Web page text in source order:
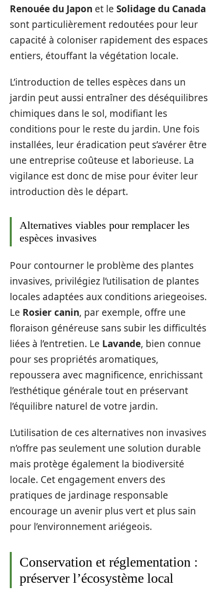
Renouée du Japon et le Solidage du Canada
sont particulièrement redoutées pour leur
capacité à coloniser rapidement des espaces
entiers, étouffant la végétation locale.
L’introduction de telles espèces dans un
jardin peut aussi entraîner des déséquilibres
chimiques dans le sol, modifiant les
conditions pour le reste du jardin. Une fois
installées, leur éradication peut s’avérer être
une entreprise coûteuse et laborieuse. La
vigilance est donc de mise pour éviter leur
introduction dès le départ.
Alternatives viables pour remplacer les
espèces invasives
Pour contourner le problème des plantes
invasives, privilégiez l’utilisation de plantes
locales adaptées aux conditions ariegeoises.
Le Rosier canin, par exemple, offre une
floraison généreuse sans subir les difficultés
liées à l’entretien. Le Lavande, bien connue
pour ses propriétés aromatiques,
repoussera avec magnificence, enrichissant
l’esthétique générale tout en préservant
l’équilibre naturel de votre jardin.
L’utilisation de ces alternatives non invasives
n’offre pas seulement une solution durable
mais protège également la biodiversité
locale. Cet engagement envers des
pratiques de jardinage responsable
encourage un avenir plus vert et plus sain
pour l’environnement ariégeois.
Conservation et réglementation :
préserver l’écosystème local